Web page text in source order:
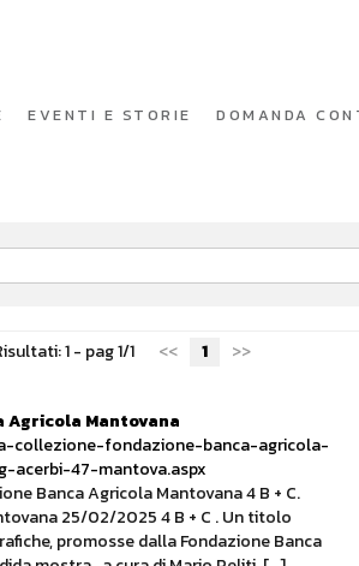
EVENTI E STORIE DOMANDA
1 - pag 1/1 << 1 >>
Agricola Mantovana
fondazione-banca-agricola-
47-mantova.aspx
Banca Agricola Mantovana 4 B + C.
25/02/2025 4 B + C . Un titolo
promosse dalla Fondazione Banca